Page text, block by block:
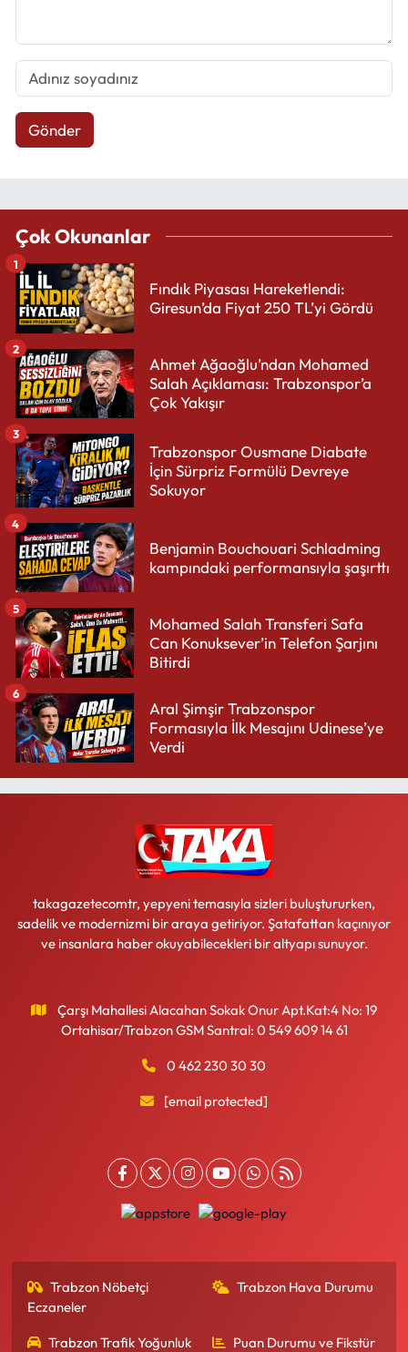
Gönder
Çok Okunanlar
Fındık Piyasası Hareketlendi:
Giresun’da Fiyat 250 TL’yi Gördü
1
Ahmet Ağaoğlu’ndan Mohamed
Salah Açıklaması: Trabzonspor’a
Çok Yakışır
2
Trabzonspor Ousmane Diabate
İçin Sürpriz Formülü Devreye
Sokuyor
3
Benjamin Bouchouari Schladming
kampındaki performansıyla şaşırttı
4
Mohamed Salah Transferi Safa
Can Konuksever’in Telefon Şarjını
Bitirdi
5
Aral Şimşir Trabzonspor
Formasıyla İlk Mesajını Udinese’ye
Verdi
6
takagazetecomtr, yepyeni temasıyla sizleri buluştururken,
sadelik ve modernizmi bir araya getiriyor. Şatafattan kaçınıyor
ve insanlara haber okuyabilecekleri bir altyapı sunuyor.
Çarşı Mahallesi Alacahan Sokak Onur Apt.Kat:4 No: 19
Ortahisar/Trabzon GSM Santral: 0 549 609 14 61
0 462 230 30 30
[email protected]
Trabzon Nöbetçi
Eczaneler
Trabzon Hava Durumu
Trabzon Trafik Yoğunluk Puan Durumu ve Fikstür